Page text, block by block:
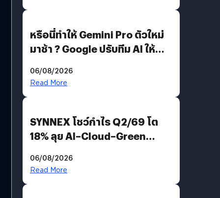
หรือนี่ทำให้ Gemini Pro ตัวใหม่
มาช้า ? Google ปรับทีม AI ให้
AGI
06/08/2026
Read More
SYNNEX โชว์กำไร Q2/69 โต
18% ลุย AI–Cloud–Green
Revenue เร่งเครื่อง New
06/08/2026
Read More